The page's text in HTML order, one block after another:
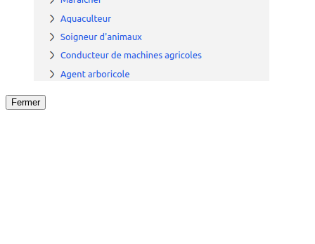
Fermer